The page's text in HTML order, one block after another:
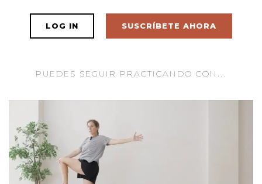
LOG IN SUSCRÍBETE AHORA
PUEDES SEGUIR PRACTICANDO CON...